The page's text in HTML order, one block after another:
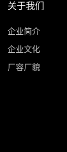
关于我们
企业简介
企业文化
厂容厂貌